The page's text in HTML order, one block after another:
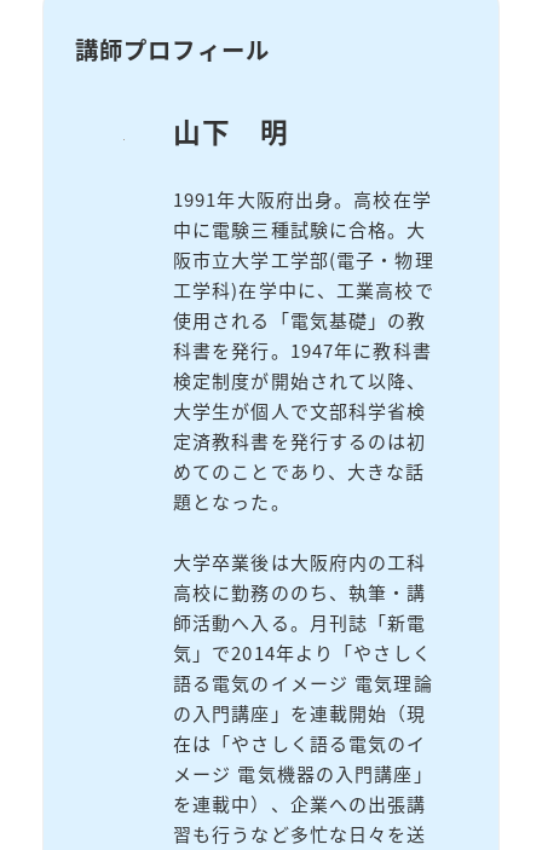
講師プロフィール
山下 明
1991年大阪府出身。高校在学
中に電験三種試験に合格。大
阪市立大学工学部(電子・物理
工学科)在学中に、工業高校で
使用される「電気基礎」の教
科書を発行。1947年に教科書
検定制度が開始されて以降、
大学生が個人で文部科学省検
定済教科書を発行するのは初
めてのことであり、大きな話
題となった。
大学卒業後は大阪府内の工科
高校に勤務ののち、執筆・講
師活動へ入る。月刊誌「新電
気」で2014年より「やさしく
語る電気のイメージ 電気理論
の入門講座」を連載開始（現
在は「やさしく語る電気のイ
メージ 電気機器の入門講座」
を連載中）、企業への出張講
習も行うなど多忙な日々を送